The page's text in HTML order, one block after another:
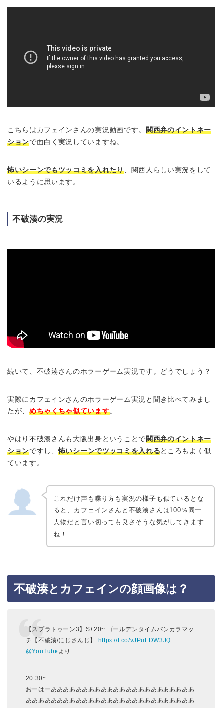
こちらはカフェインさんの実況動画です。 関西弁のイントネー
ションで面白く実況していますね。
怖いシーンでもツッコミを入れたり、関西人らしい実況をして
いるように思います。
不破湊の実況
続いて、不破湊さんのホラーゲーム実況です。どうでしょう？
実際にカフェインさんのホラーゲーム実況と聞き比べてみまし
たが、めちゃくちゃ似ています。
やはり不破湊さんも大阪出身ということで関西弁のイントネー
ションですし、怖いシーンでツッコミを入れるところもよく似
ています。
これだけ声も喋り方も実況の様子も似ているとな
ると、カフェインさんと不破湊さんは100％同一
人物だと言い切っても良さそうな気がしてきます
ね！
不破湊とカフェインの顔画像は？
【スプラトゥーン3】S+20~ ゴールデンタイムバンカラマッ
チ【不破湊/にじさんじ】
https://t.co/vJPuLDW3JQ
@YouTube より
20:30~
おーはーあああああああああああああああああああああああ
あああああああああああああああああああああああああああ